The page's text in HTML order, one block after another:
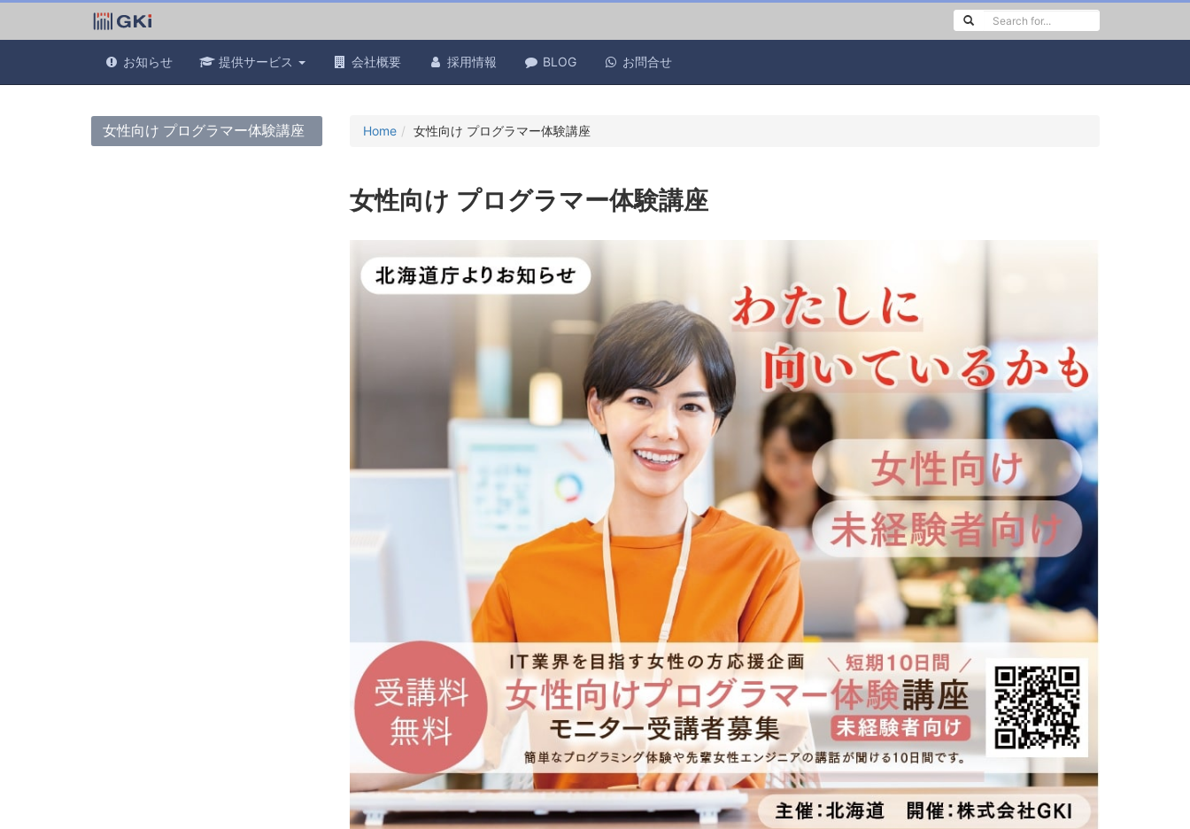
お知らせ 提供サービス 会社概要 採用情報 BLOG お問合せ
女性向け プログラマー体験講座 Home 女性向け プログラマー体験講座
女性向け プログラマー体験講座